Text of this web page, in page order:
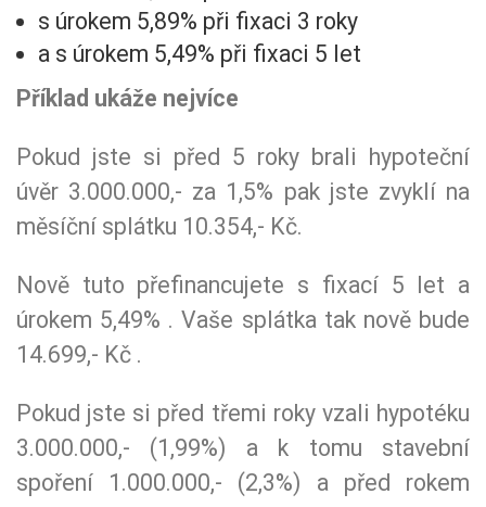
s úrokem 5,89% při fixaci 3 roky
a s úrokem 5,49% při fixaci 5 let
Příklad ukáže nejvíce
Pokud jste si před 5 roky brali hypoteční
úvěr 3.000.000,- za 1,5% pak jste zvyklí na
měsíční splátku 10.354,- Kč.
Nově tuto přefinancujete s fixací 5 let a
úrokem 5,49% . Vaše splátka tak nově bude
14.699,- Kč .
Pokud jste si před třemi roky vzali hypotéku
3.000.000,- (1,99%) a k tomu stavební
spoření 1.000.000,- (2,3%) a před rokem